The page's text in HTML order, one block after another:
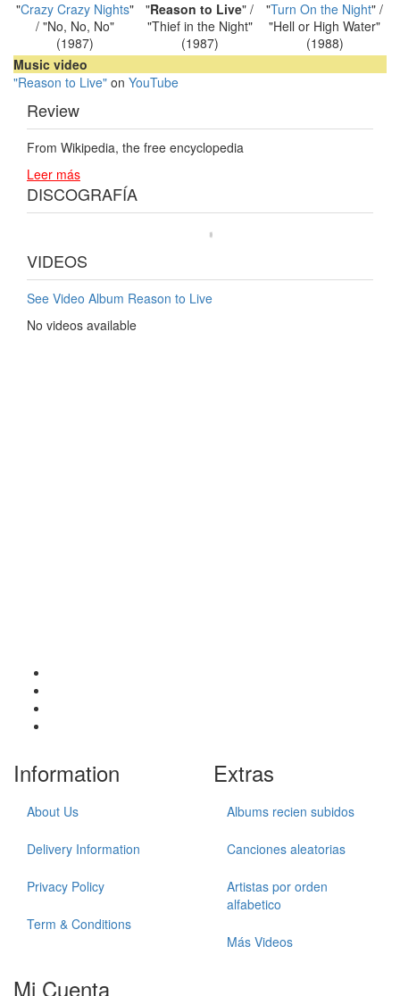
"Crazy Crazy Nights"
/ "No, No, No"
(1987)
"Reason to Live" /
"Thief in the Night"
(1987)
"Turn On the Night" /
"Hell or High Water"
(1988)
Music video
"Reason to Live" on YouTube
Review
From Wikipedia, the free encyclopedia
Leer más
DISCOGRAFÍA
VIDEOS
See Video Album Reason to Live
No videos available
Information
About Us
Delivery Information
Privacy Policy
Term & Conditions
Extras
Albums recien subidos
Canciones aleatorias
Artistas por orden
alfabetico
Más Videos
Mi Cuenta